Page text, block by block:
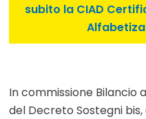
subito la CIAD
In commissione Bilancio
del Decreto Sostegni